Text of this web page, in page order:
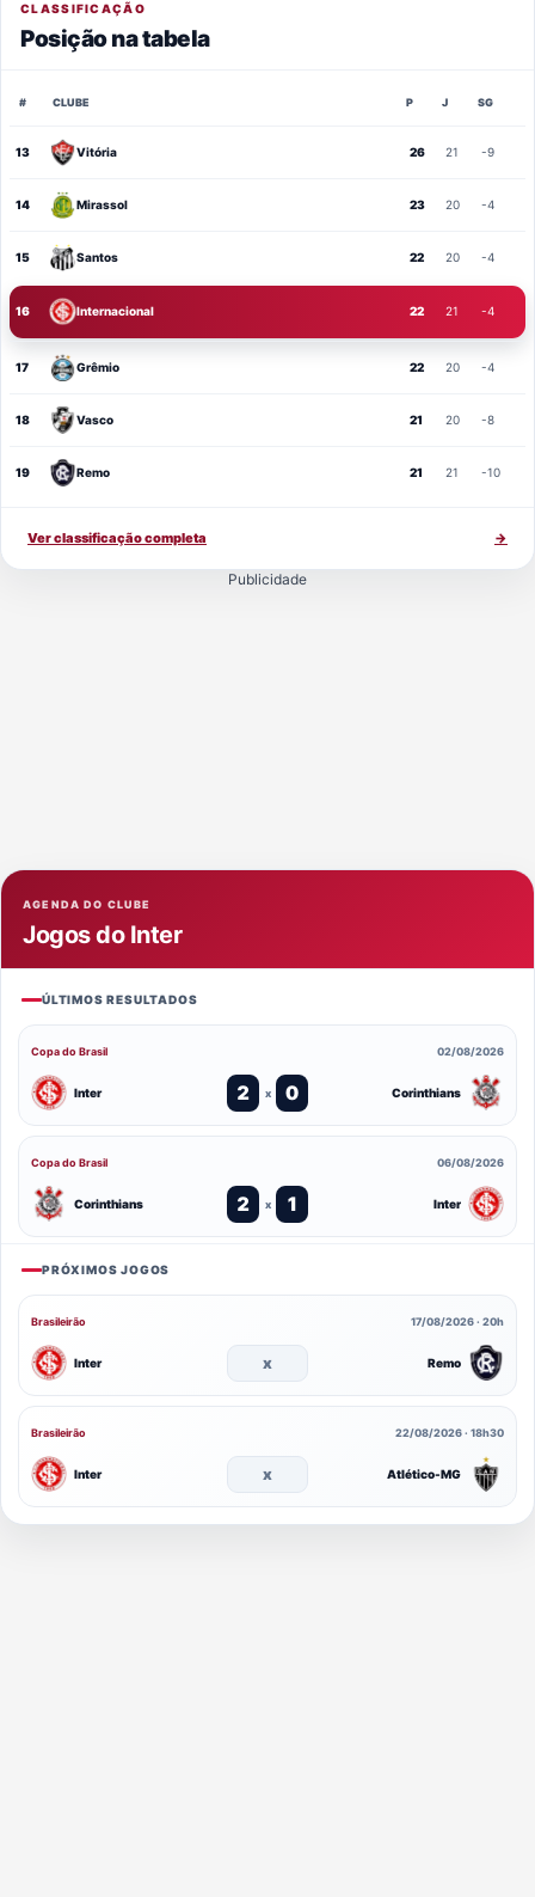
CLASSIFICAÇÃO
Posição na tabela
# CLUBE P J SG
13 Vitória 26 21 -9
14 Mirassol 23 20 -4
15 Santos 22 20 -4
16 Internacional 22 21 -4
17 Grêmio 22 20 -4
18 Vasco 21 20 -8
19 Remo 21 21 -10
Ver classificação completa →
Publicidade
AGENDA DO CLUBE
Jogos do Inter
ÚLTIMOS RESULTADOS
Copa do Brasil 02/08/2026
Inter 2 x 0 Corinthians
Copa do Brasil 06/08/2026
Corinthians 2 x 1 Inter
PRÓXIMOS JOGOS
Brasileirão 17/08/2026 · 20h
Inter x Remo
Brasileirão 22/08/2026 · 18h30
Inter x Atlético-MG